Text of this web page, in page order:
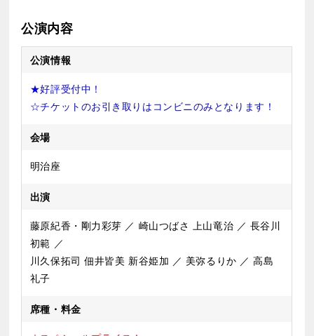
公演内容
公演情報
★好評受付中！
☆チケットのお引き取りはコンビニのみとなります！
会場
明治座
出演
藤原紀香・剛力彩芽 ／ 崎山つばさ 上山竜治 ／ 長谷川
初範 ／
川久保拓司 佃井皆美 新谷姫加 ／ 美弥るりか ／ 高島
礼子
席種・料金